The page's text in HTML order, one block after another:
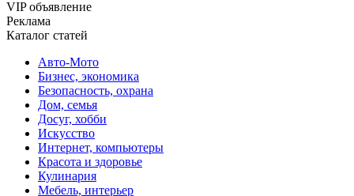
VIP объявление
Реклама
Каталог статей
Авто-Мото
Бизнес, экономика
Безопасность, охрана
Дом, семья
Досуг, хобби
Искусство
Интернет, компьютеры
Красота и здоровье
Кулинария
Мебель, интерьер